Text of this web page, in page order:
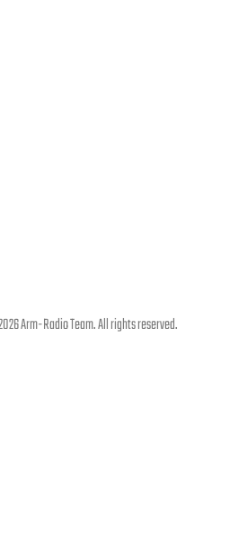
Arm-Radio Team. All rights reserved.